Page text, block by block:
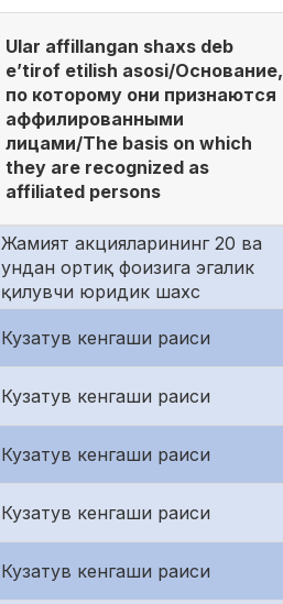
Ular affillangan shaxs deb
e’tirof etilish asosi/Основание,
по которому они признаются
аффилированными
лицами/The basis on which
they are recognized as
affiliated persons
Жамият акцияларининг 20 ва
ундан ортиқ фоизига эгалик
қилувчи юридик шахс
Кузатув кенгаши раиси
Кузатув кенгаши раиси
Кузатув кенгаши раиси
Кузатув кенгаши раиси
Кузатув кенгаши раиси